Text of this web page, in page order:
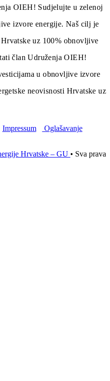
OIEH! Sudjelujte u zelenoj
izvore energije. Naš cilj je
uz 100% obnovljive
član Udruženja OIEH!
u obnovljive izvore
neovisnosti Hrvatske uz
Impressum
Oglašavanje
Hrvatske – GU • Sva prava